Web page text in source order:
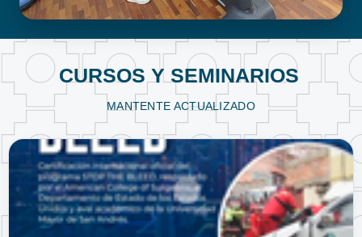
FISIOTERAPIA Y KINESIOLOGÍA
CURSOS Y SEMINARIOS
MANTENTE ACTUALIZADO